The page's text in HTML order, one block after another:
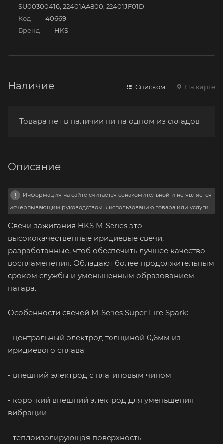
SU00300416, 22401AA800, 22401JF01D
Код — 40669
Бренд — HKS
Наличие Списком На карте
Товара нет в наличии ни на одном из складов
Описание
Информация на сайте считается ознакомительной и не является
исчерпывающим руководством к использованию товара или услуги.
Свечи зажигания HKS M-Series это
высококачественные иридиевые свечи,
разработанные, чтоб обеспечить лучшее качество
воспламенения. Обладают более продолжительным
сроком службы и уменьшенным образованием
нагара.
Особенности свечей M-Series Super Fire Spark:
- центральный электрод толщиной 0,6мм из
иридиевого сплава
- внешний электрод с платиновым чипом
- короткий внешний электрод для уменьшения
вибрации
- теплоизолирующая поверхность